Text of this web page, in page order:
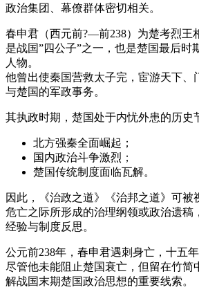
政治集团、幕僚群体密切相关。
春申君（西元前?—前238）为楚考烈王
是战国”四公子”之一，也是楚国最后时
人物。
他曾出使秦国营救太子完，宦游天下、
与楚国的军政事务。
其执政时期，楚国处于内忧外患的历史
北方强秦全面崛起；
国内政治斗争激烈；
楚国传统制度面临瓦解。
因此，《治政之道》《治邦之道》可被
危亡之际所形成的治理纲领或政治遗稿
经验与制度反思。
公元前238年，春申君遇刺身亡，十五
尽管他未能阻止楚国衰亡，但留在竹简
解战国末期楚国政治思想的重要线索。